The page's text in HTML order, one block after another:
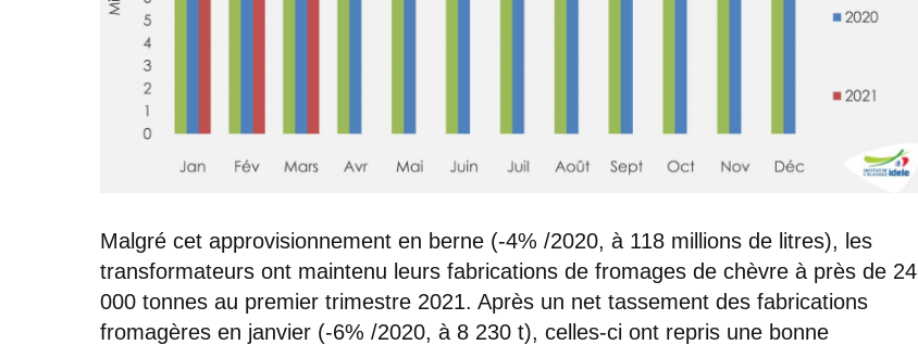
Malgré cet approvisionnement en berne (-4% /2020, à 118 millions de litres), les
transformateurs ont maintenu leurs fabrications de fromages de chèvre à près de 24
000 tonnes au premier trimestre 2021. Après un net tassement des fabrications
fromagères en janvier (-6% /2020, à 8 230 t), celles-ci ont repris une bonne